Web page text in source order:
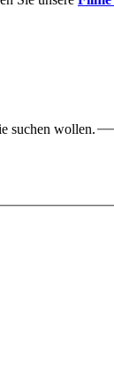
suchen wollen.